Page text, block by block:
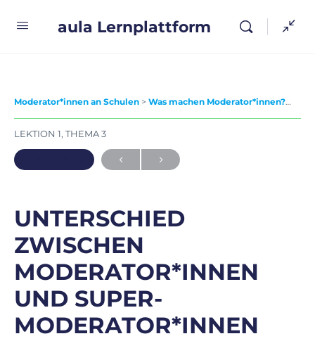
aula Lernplattform
Moderator*innen an Schulen Was machen Moderator*innen?
LEKTION 1, THEMA 3
UNTERSCHIED
ZWISCHEN
MODERATOR*INNEN
UND SUPER-
MODERATOR*INNEN